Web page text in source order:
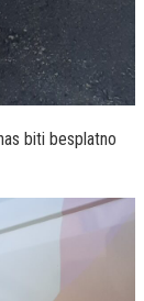
biti besplatno